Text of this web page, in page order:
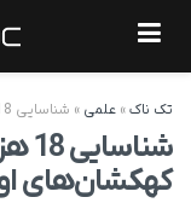
تک ناک» علمی » شناسایی 18 هزار ستاره از بقایای کهکشان‌های اولیه
کهکشان‌های